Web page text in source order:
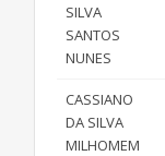
SILVA
SANTOS
NUNES
CASSIANO
DA SILVA
MILHOMEM